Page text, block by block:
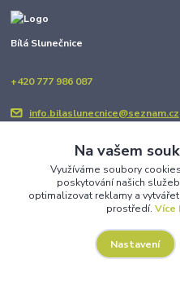
Bílá Slunečnice
+420 777 986 087
info.bilaslunecnice@seznam.cz
Upravit
Na vašem
Využíváme soubory
poskytování našich
optimalizovat reklamy a
prostředí. Více
Nastavení